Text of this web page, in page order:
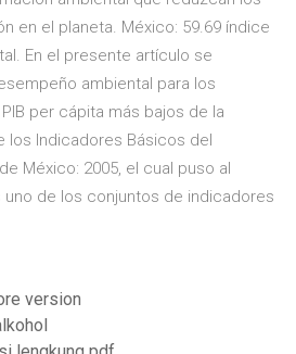
en el planeta. México: 59.69 índice
En el presente artículo se
ambiental para los
per cápita más bajos de la
los Indicadores Básicos del
México: 2005, el cual puso al
de los conjuntos de indicadores
version